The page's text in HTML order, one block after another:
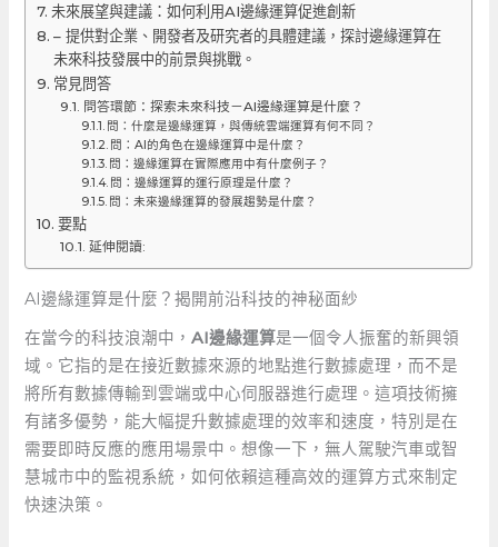
未來展望與建議：如何利用AI邊緣運算促進創新
– 提供對企業、開發者及研究者的具體建議，探討邊緣運算在
未來科技發展中的前景與挑戰。
常見問答
問答環節：探索未來科技－AI邊緣運算是什麼？
問：什麼是邊緣運算，與傳統雲端運算有何不同？
問：AI的角色在邊緣運算中是什麼？
問：邊緣運算在實際應用中有什麼例子？
問：邊緣運算的運行原理是什麼？
問：未來邊緣運算的發展趨勢是什麼？
要點
延伸閱讀:
AI邊緣運算是什麼？揭開前沿科技的神秘面紗
在當今的科技浪潮中，AI邊緣運算是一個令人振奮的新興領
域。它指的是在接近數據來源的地點進行數據處理，而不是
將所有數據傳輸到雲端或中心伺服器進行處理。這項技術擁
有諸多優勢，能大幅提升數據處理的效率和速度，特別是在
需要即時反應的應用場景中。想像一下，無人駕駛汽車或智
慧城市中的監視系統，如何依賴這種高效的運算方式來制定
快速決策。